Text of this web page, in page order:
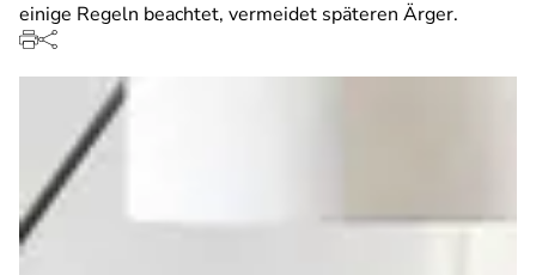
einige Regeln beachtet, vermeidet späteren Ärger.